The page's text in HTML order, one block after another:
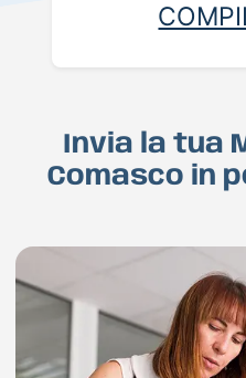
Invia la tua
Comasco in